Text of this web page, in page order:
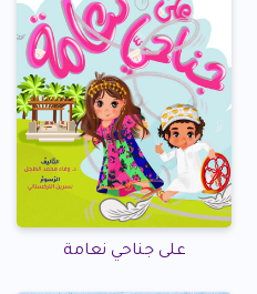
على جناحي نعامة